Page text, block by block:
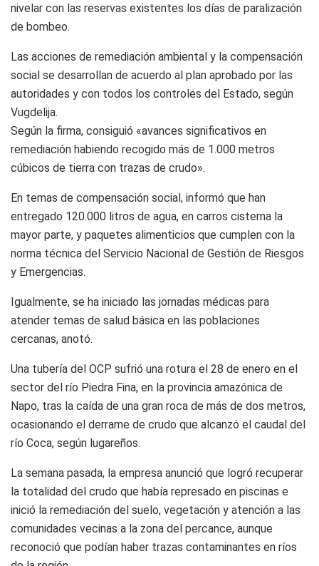
nivelar con las reservas existentes los días de paralización
de bombeo.
Las acciones de remediación ambiental y la compensación
social se desarrollan de acuerdo al plan aprobado por las
autoridades y con todos los controles del Estado, según
Vugdelija.
Según la firma, consiguió «avances significativos en
remediación habiendo recogido más de 1.000 metros
cúbicos de tierra con trazas de crudo».
En temas de compensación social, informó que han
entregado 120.000 litros de agua, en carros cisterna la
mayor parte, y paquetes alimenticios que cumplen con la
norma técnica del Servicio Nacional de Gestión de Riesgos
y Emergencias.
Igualmente, se ha iniciado las jornadas médicas para
atender temas de salud básica en las poblaciones
cercanas, anotó.
Una tubería del OCP sufrió una rotura el 28 de enero en el
sector del río Piedra Fina, en la provincia amazónica de
Napo, tras la caída de una gran roca de más de dos metros,
ocasionando el derrame de crudo que alcanzó el caudal del
río Coca, según lugareños.
La semana pasada, la empresa anunció que logró recuperar
la totalidad del crudo que había represado en piscinas e
inició la remediación del suelo, vegetación y atención a las
comunidades vecinas a la zona del percance, aunque
reconoció que podían haber trazas contaminantes en ríos